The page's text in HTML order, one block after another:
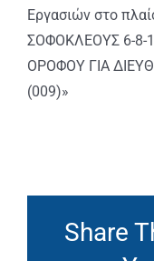
Εργασιών στο
ΣΟΦΟΚΛΕΟΥΣ 6-8-
ΟΡΟΦΟΥ ΓΙΑ
(009)»
Share